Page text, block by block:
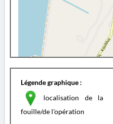
Légende graphique :
localisation de la
fouille/de l'opération